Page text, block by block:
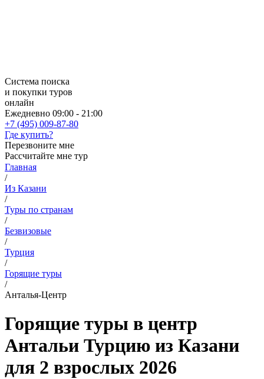
Система поиска
и покупки туров
онлайн
Ежедневно 09:00 - 21:00
+7 (495) 009-87-80
Где купить?
Перезвоните мне
Рассчитайте мне тур
Главная
/
Из Казани
/
Туры по странам
/
Безвизовые
/
Турция
/
Горящие туры
/
Анталья-Центр
Горящие туры в центр
Антальи Турцию из Казани
для 2 взрослых 2026